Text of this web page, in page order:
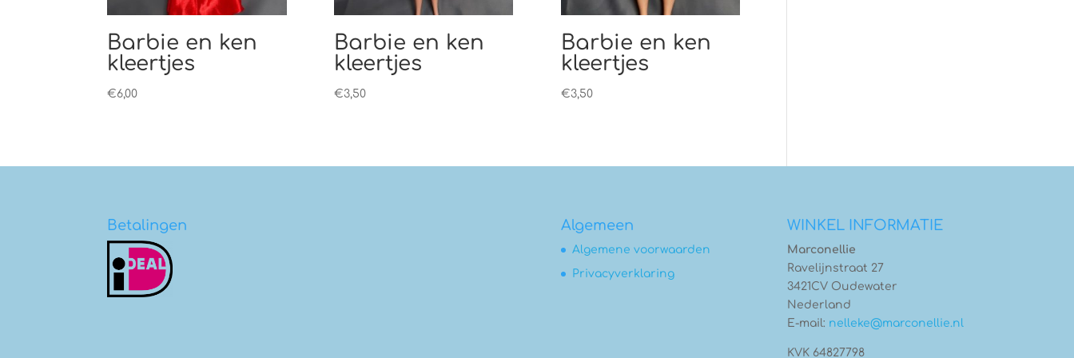
Barbie en ken
kleertjes
€6,00
Barbie en ken
kleertjes
€3,50
Barbie en ken
kleertjes
€3,50
Betalingen Algemeen
Algemene voorwaarden
Privacyverklaring
WINKEL INFORMATIE
Marconellie
Ravelijnstraat 27
3421CV Oudewater
Nederland
E-mail: nelleke@marconellie.nl
KVK 64827798